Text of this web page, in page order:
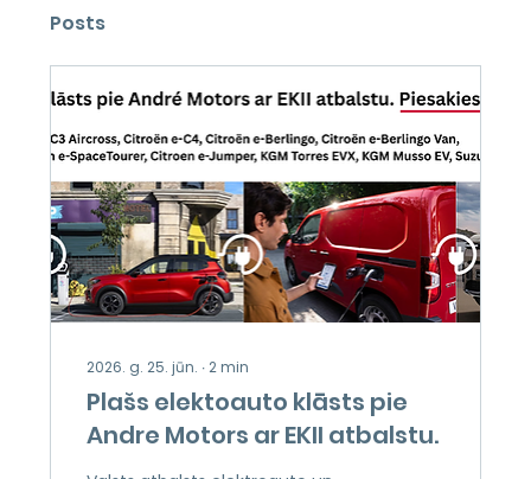
Posts
2026. g. 25. jūn. ∙ 2min
Plašs elektoauto klāsts pie
Andre Motors ar EKII atbalstu.